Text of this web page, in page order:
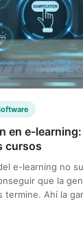
en e-
cursos
e-learning no
que la
termine. Ahí la